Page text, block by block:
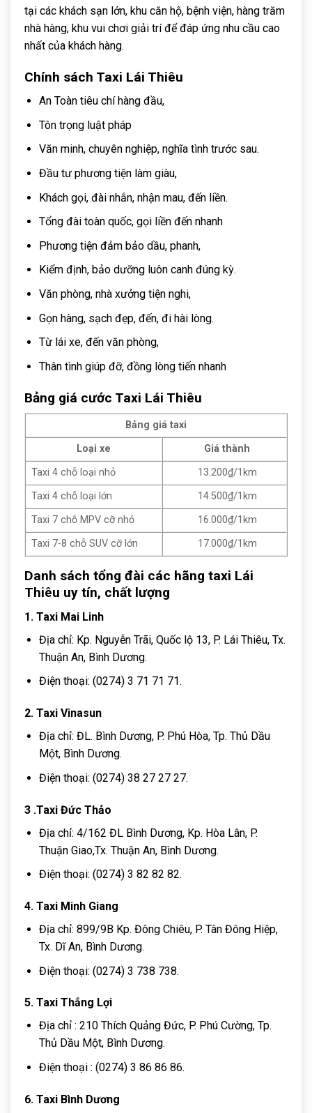
tại các khách sạn lớn, khu căn hộ, bệnh viện, hàng trăm
nhà hàng, khu vui chơi giải trí để đáp ứng nhu cầu cao
nhất của khách hàng.
Chính sách Taxi Lái Thiêu
An Toàn tiêu chí hàng đầu,
Tôn trọng luật pháp
Văn minh, chuyên nghiệp, nghĩa tình trước sau.
Đầu tư phương tiện làm giàu,
Khách gọi, đài nhắn, nhận mau, đến liền.
Tổng đài toàn quốc, gọi liền đến nhanh
Phương tiện đảm bảo dầu, phanh,
Kiểm định, bảo dưỡng luôn canh đúng kỳ.
Văn phòng, nhà xưởng tiện nghi,
Gọn hàng, sạch đẹp, đến, đi hài lòng.
Từ lái xe, đến văn phòng,
Thân tình giúp đỡ, đồng lòng tiến nhanh
Bảng giá cước Taxi Lái Thiêu
Bảng giá taxi
Loại xe
Giá thành
Taxi 4 chỗ loại nhỏ
13.200₫/1km
Taxi 4 chỗ loại lớn
14.500₫/1km
Taxi 7 chỗ MPV cỡ nhỏ
16.000₫/1km
Taxi 7-8 chỗ SUV cỡ lớn
17.000₫/1km
Danh sách tổng đài các hãng taxi Lái
Thiêu uy tín, chất lượng
1. Taxi Mai Linh
Địa chỉ: Kp. Nguyễn Trãi, Quốc lộ 13, P. Lái Thiêu, Tx.
Thuận An, Bình Dương.
Điện thoại: (0274) 3 71 71 71.
2. Taxi Vinasun
Địa chỉ: ĐL. Bình Dương, P. Phú Hòa, Tp. Thủ Dầu
Một, Bình Dương.
Điện thoại: (0274) 38 27 27 27.
3 .Taxi Đức Thảo
Địa chỉ: 4/162 ĐL Bình Dương, Kp. Hòa Lân, P.
Thuận Giao,Tx. Thuận An, Bình Dương.
Điện thoại: (0274) 3 82 82 82.
4. Taxi Minh Giang
Địa chỉ: 899/9B Kp. Đông Chiêu, P. Tân Đông Hiệp,
Tx. Dĩ An, Bình Dương.
Điện thoại: (0274) 3 738 738.
5. Taxi Thắng Lợi
Địa chỉ : 210 Thích Quảng Đức, P. Phú Cường, Tp.
Thủ Dầu Một, Bình Dương.
Điện thoại : (0274) 3 86 86 86.
6. Taxi Bình Dương